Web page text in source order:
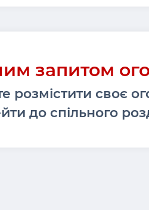
запитом
розмістити своє
до спільного